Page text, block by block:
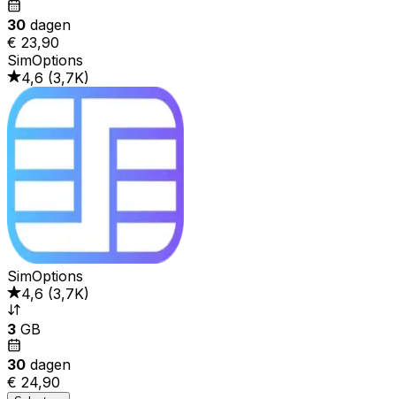
30 dagen
€ 23,90
SimOptions
4,6 (3,7K)
SimOptions
4,6 (3,7K)
3 GB
30 dagen
€ 24,90